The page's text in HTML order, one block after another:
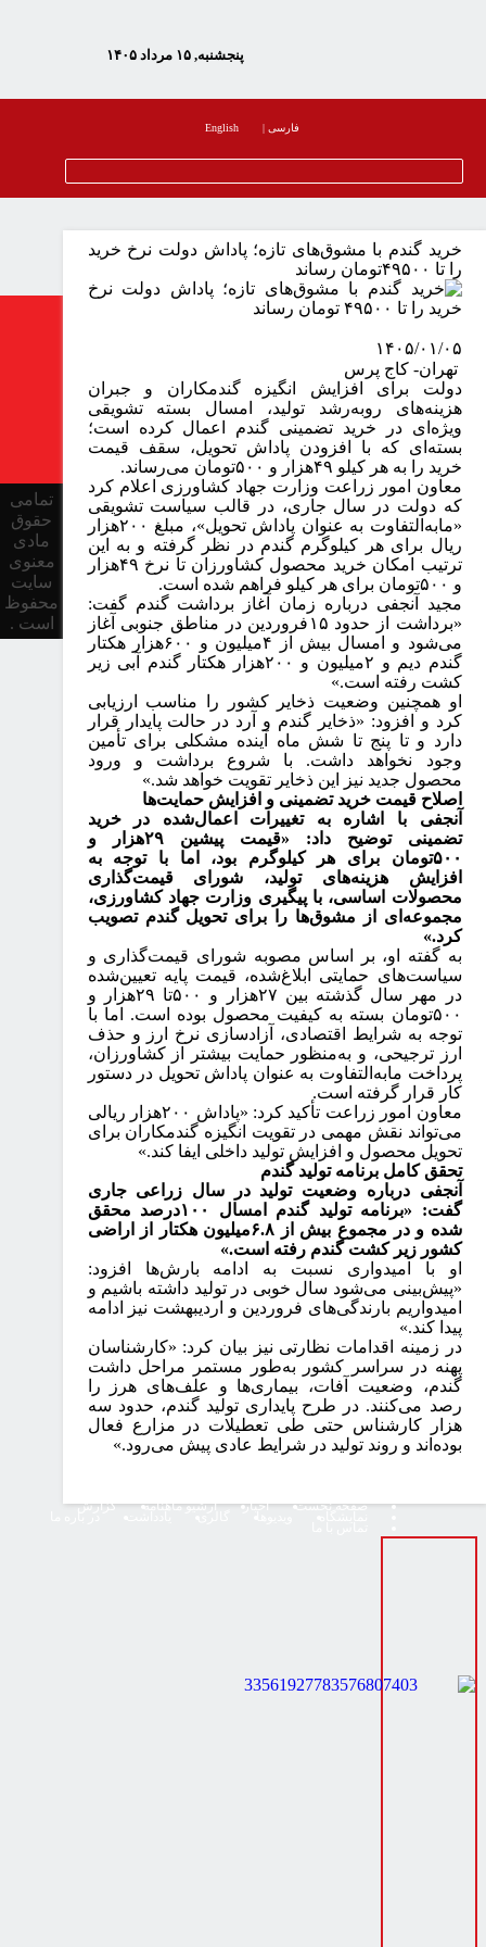
پنجشنبه, ۱۵ مرداد ۱۴۰۵
فارسی|
English
خرید گندم با مشوق‌های تازه؛ پاداش دولت نرخ خرید
را تا۴۹۵۰۰تومان رساند
۱۴۰۵/۰۱/۰۵
تهران- کاج پرس
دولت برای افزایش انگیزه گندمکاران و جبران
هزینه‌های رو‌به‌رشد تولید، امسال بسته تشویقی
ویژه‌ای در خرید تضمینی گندم اعمال کرده است؛
بسته‌ای که با افزودن پاداش تحویل، سقف قیمت
خرید را به هر کیلو۴۹هزار و۵۰۰ تومان می‌رساند.
معاون امور زراعت وزارت جهاد کشاورزی اعلام کرد
که دولت در سال جاری، در قالب سیاست تشویقی
«مابه‌التفاوت به عنوان پاداش تحویل»، مبلغ۲۰۰ هزار
ریال برای هر کیلوگرم گندم در نظر گرفته و به این
ترتیب امکان خرید محصول کشاورزان تا نرخ۴۹هزار
و۵۰۰ تومان برای هر کیلو فراهم شده است.
مجید آنجفی درباره زمان آغاز برداشت گندم گفت:
«برداشت از حدود۱۵فروردین در مناطق جنوبی آغاز
می‌شود و امسال بیش از
میلیون و۶۰۰ هزار هکتار
گندم دیم و۲ میلیون و۲۰۰ هزار هکتار گندم آبی زیر
کشت رفته است.»
او همچنین وضعیت ذخایر کشور را مناسب ارزیابی
کرد و افزود: «ذخایر گندم و آرد در حالت پایدار قرار
دارد و تا پنج تا شش ماه آینده مشکلی برای تأمین
وجود نخواهد داشت. با شروع برداشت و ورود
محصول جدید نیز این ذخایر تقویت خواهد شد.»
اصلاح قیمت خرید تضمینی و افزایش حمایت‌ها
آنجفی با اشاره به تغییرات اعمال‌شده در خرید
تضمینی توضیح داد: «قیمت پیشین
۲۹هزار و
۵۰۰تومان برای هر کیلوگرم بود، اما با توجه به
افزایش هزینه‌های تولید، شورای قیمت‌گذاری
محصولات اساسی، با پیگیری وزارت جهاد کشاورزی،
مجموعه‌ای از مشوق‌ها را برای تحویل گندم تصویب
کرد.»
به گفته او، بر اساس مصوبه شورای قیمت‌گذاری و
سیاست‌های حمایتی ابلاغ‌شده، قیمت پایه تعیین‌شده
در مهر سال گذشته بین۲۷هزار و۵۰۰ تا۲۹هزار و
۵۰۰ تومان بسته به کیفیت محصول بوده است. اما با
توجه به شرایط اقتصادی، آزادسازی نرخ ارز و حذف
ارز ترجیحی، و به‌منظور حمایت بیشتر از کشاورزان،
پرداخت مابه‌التفاوت به عنوان پاداش تحویل در دستور
کار قرار گرفته است.
معاون امور زراعت تأکید کرد: «پاداش ۲۰۰ هزار ریالی
می‌تواند نقش مهمی در تقویت انگیزه گندمکاران برای
تحویل محصول و افزایش تولید داخلی ایفا کند.»
تحقق کامل برنامه تولید گندم
آنجفی درباره وضعیت تولید در سال زراعی جاری
گفت: «برنامه تولید گندم امسال۱۰۰ درصد محقق
شده و در مجموع بیش از۶.۸میلیون هکتار از اراضی
کشور زیر کشت گندم رفته است.»
او با امیدواری نسبت به ادامه بارش‌ها افزود:
«پیش‌بینی می‌شود سال خوبی در تولید داشته باشیم و
امیدواریم بارندگی‌های فروردین و اردیبهشت نیز ادامه
پیدا کند.»
در زمینه اقدامات نظارتی نیز بیان کرد: «کارشناسان
پهنه در سراسر کشور به‌طور مستمر مراحل داشت
گندم، وضعیت آفات، بیماری‌ها و علف‌های هرز را
رصد می‌کنند. در طرح پایداری تولید گندم، حدود سه
هزار کارشناس حتی طی تعطیلات در مزارع فعال
بوده‌اند و روند تولید در شرایط عادی پیش می‌رود.»
صفحه نخست اخبار آرشیو ماهنامه گزارش
تمامی
حقوق
مادی
معنوی
سایت
محفوظ
است .